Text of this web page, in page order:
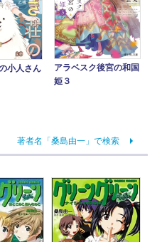
小人さん
アラベスク後宮の和国
姫３
著者名「桑島由一」で検索